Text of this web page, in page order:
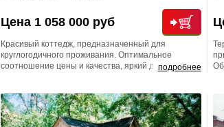
Цена 1 058 000 руб
подробнее
Красивый коттедж, предназначенный для
круглогодичного проживания. Оптимальное
соотношение цены и качества, яркий дизайн,